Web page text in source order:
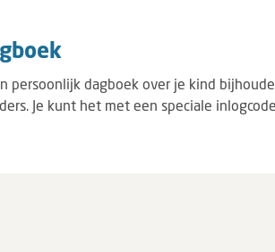
persoonlijk dagboek over je kind
Je kunt het met een speciale